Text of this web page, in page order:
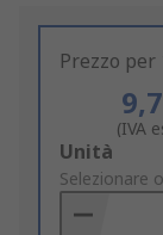
Prezzo
(IVA
Add
to
Basket
Unità
Selezionare